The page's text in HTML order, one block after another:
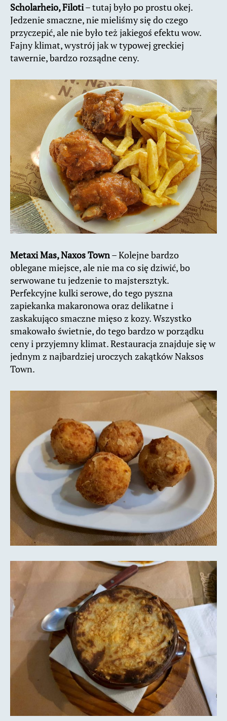
Scholarheio, Filoti– tutaj było po prostu okej.
Jedzenie smaczne, nie mieliśmy się do czego
przyczepić, ale nie było też jakiegoś efektu wow.
Fajny klimat, wystrój jak w typowej greckiej
tawernie, bardzo rozsądne ceny.
Metaxi Mas, Naxos Town– Kolejne bardzo
oblegane miejsce, ale nie ma co się dziwić, bo
serwowane tu jedzenie to majstersztyk.
Perfekcyjne kulki serowe, do tego pyszna
zapiekanka makaronowa oraz delikatne i
zaskakująco smaczne mięso z kozy. Wszystko
smakowało świetnie, do tego bardzo w porządku
ceny i przyjemny klimat. Restauracja znajduje się w
jednym z najbardziej uroczych zakątków Naksos
Town.